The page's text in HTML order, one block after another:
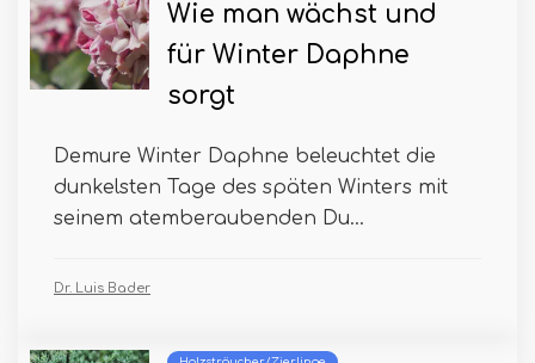
Wie man wächst und
für Winter Daphne
sorgt
Demure Winter Daphne beleuchtet die
dunkelsten Tage des späten Winters mit
seinem atemberaubenden Du...
Dr. Luis Bader